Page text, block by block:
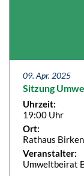
09. Apr. 2025
Sitzung
Uhrzeit:
19:00 Uhr
Ort:
Rathaus
Veranstalter:
Umweltbeirat